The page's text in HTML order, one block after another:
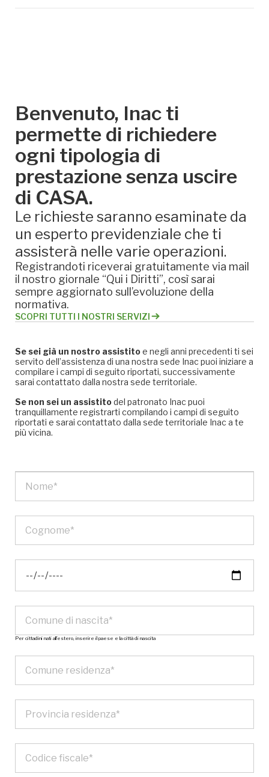
Benvenuto, Inac ti
permette di richiedere
ogni tipologia di
prestazione senza uscire
di CASA.
Le richieste saranno esaminate da
un esperto previdenziale che ti
assisterà nelle varie operazioni.
Registrandoti riceverai gratuitamente via mail
il nostro giornale “Qui i Diritti”, così sarai
sempre aggiornato sull’evoluzione della
normativa.
SCOPRI TUTTI I NOSTRI SERVIZI
Se sei già un nostro assistitoe negli anni precedenti ti sei
servito dell’assistenza di una nostra sede Inac puoi iniziare a
compilare i campi di seguito riportati, successivamente
sarai contattato dalla nostra sede territoriale.
Se non sei un assistitodel patronato Inac puoi
tranquillamente registrarti compilando i campi di seguito
riportati e sarai contattato dalla sede territoriale Inac a te
più vicina.
Per cittadini nati all’estero, inserire il paese e la città di nascita